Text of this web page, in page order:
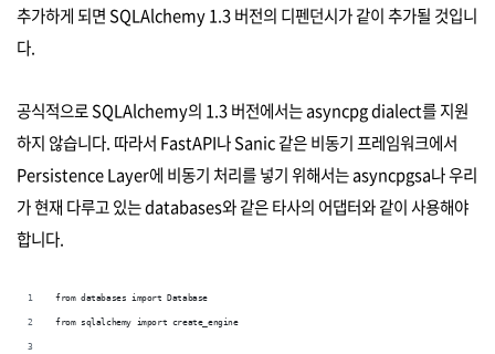
추가하게 되면 SQLAlchemy 1.3 버전의 디펜던시가 같이 추가될 것입니
다.
공식적으로 SQLAlchemy의 1.3 버전에서는 asyncpg dialect를 지원
하지 않습니다. 따라서 FastAPI나 Sanic 같은 비동기 프레임워크에서
Persistence Layer에 비동기 처리를 넣기 위해서는 asyncpgsa나 우리
가 현재 다루고 있는 databases와 같은 타사의 어댑터와 같이 사용해야
합니다.
from databases import Database
from sqlalchemy import create_engine